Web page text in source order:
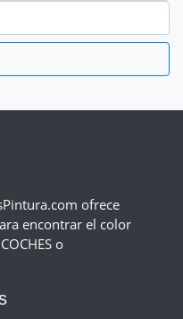
ofrece
encontrar el color
o